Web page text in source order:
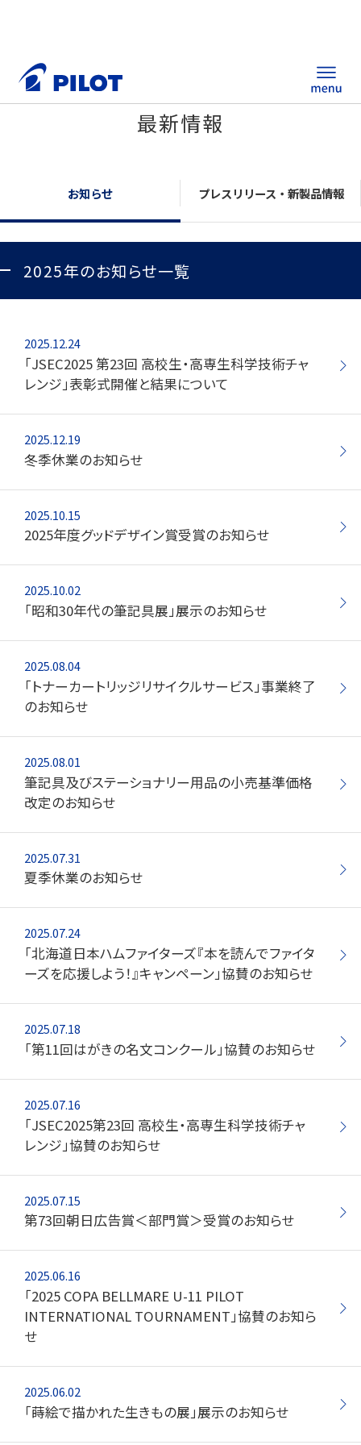
製品情報
替え芯サイト
ノベルティ商品
玩具
産業資材
企業情報
企業情報TOP
IR情報
サステナビリティ情報
お知らせ
プレスリリース・新製品情報
パイロットのパーパス
ピックアップ
採用情報
サポート
よくある質問
筆記具修理
使用説明書
使い方動画
かく、がスキ English
最新情報
お知らせ プレスリリース・新製品情報
2025年のお知らせ一覧
2025.12.24
「JSEC2025 第23回 高校生・高専生科学技術チャ
レンジ」表彰式開催と結果について
2025.12.19
冬季休業のお知らせ
2025.10.15
2025年度グッドデザイン賞受賞のお知らせ
2025.10.02
「昭和30年代の筆記具展」展示のお知らせ
2025.08.04
「トナーカートリッジリサイクルサービス」事業終了
のお知らせ
2025.08.01
筆記具及びステーショナリー用品の小売基準価格
改定のお知らせ
2025.07.31
夏季休業のお知らせ
2025.07.24
「北海道日本ハムファイターズ『本を読んでファイタ
ーズを応援しよう！』キャンペーン」協賛のお知らせ
2025.07.18
「第11回はがきの名文コンクール」協賛のお知らせ
2025.07.16
「JSEC2025第23回 高校生・高専生科学技術チャ
レンジ」協賛のお知らせ
2025.07.15
第73回朝日広告賞＜部門賞＞受賞のお知らせ
2025.06.16
「2025 COPA BELLMARE U-11 PILOT
INTERNATIONAL TOURNAMENT」協賛のお知ら
せ
2025.06.02
「蒔絵で描かれた生きもの展」展示のお知らせ